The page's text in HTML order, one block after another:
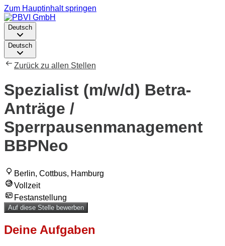
Zum Hauptinhalt springen
Deutsch
Deutsch
Zurück zu allen Stellen
Spezialist (m/w/d) Betra-
Anträge /
Sperrpausenmanagement
BBPNeo
Berlin, Cottbus, Hamburg
Vollzeit
Festanstellung
Auf diese Stelle bewerben
Deine Aufgaben